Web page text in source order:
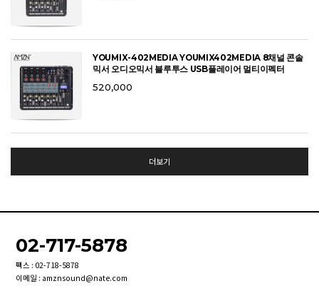
YOUMIX-402MEDIA YOUMIX402MEDIA 8채널 콘솔
믹서 오디오믹서 블루투스 USB플레이어 멀티이펙터
520,000
더보기
02-717-5878
팩스 : 02-718-5878
이메일 : amznsound@nate.com